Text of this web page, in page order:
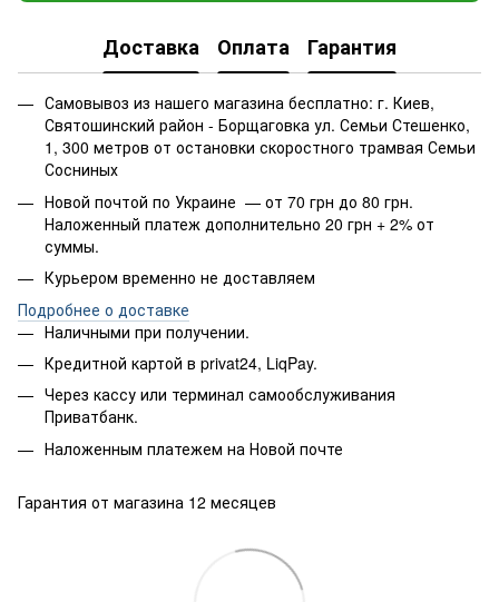
Доставка Оплата Гарантия
Самовывоз из нашего магазина бесплатно: г. Киев,
Святошинский район - Борщаговка ул. Семьи Стешенко,
1, 300 метров от остановки скоростного трамвая Семьи
Сосниных
Новой почтой по Украине — от 70 грн до 80 грн.
Наложенный платеж дополнительно 20 грн + 2% от
суммы.
Курьером временно не доставляем
Подробнее о доставке
Наличными при получении.
Кредитной картой в privat24, LiqPay.
Через кассу или терминал самообслуживания
Приватбанк.
Наложенным платежем на Новой почте
Гарантия от магазина 12 месяцев